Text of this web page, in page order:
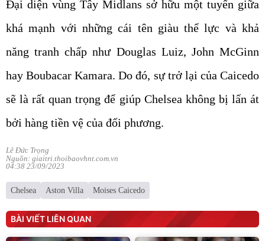
khá mạnh với những cái tên giàu thể lực và khả
năng tranh chấp như Douglas Luiz, John McGinn
hay Boubacar Kamara. Do đó, sự trở lại của Caicedo
sẽ là rất quan trọng để giúp Chelsea không bị lấn át
bởi hàng tiền vệ của đối phương.
Lê Đức Trọng
04:38 23/09/2023
Chelsea Aston Villa
BÀI VIẾT LIÊN QUAN